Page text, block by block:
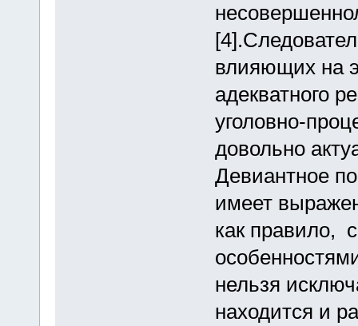
влияющих на
адекватного
уголовно-
довольно
Девиантное
имеет
как правило,
нельзя
находится и